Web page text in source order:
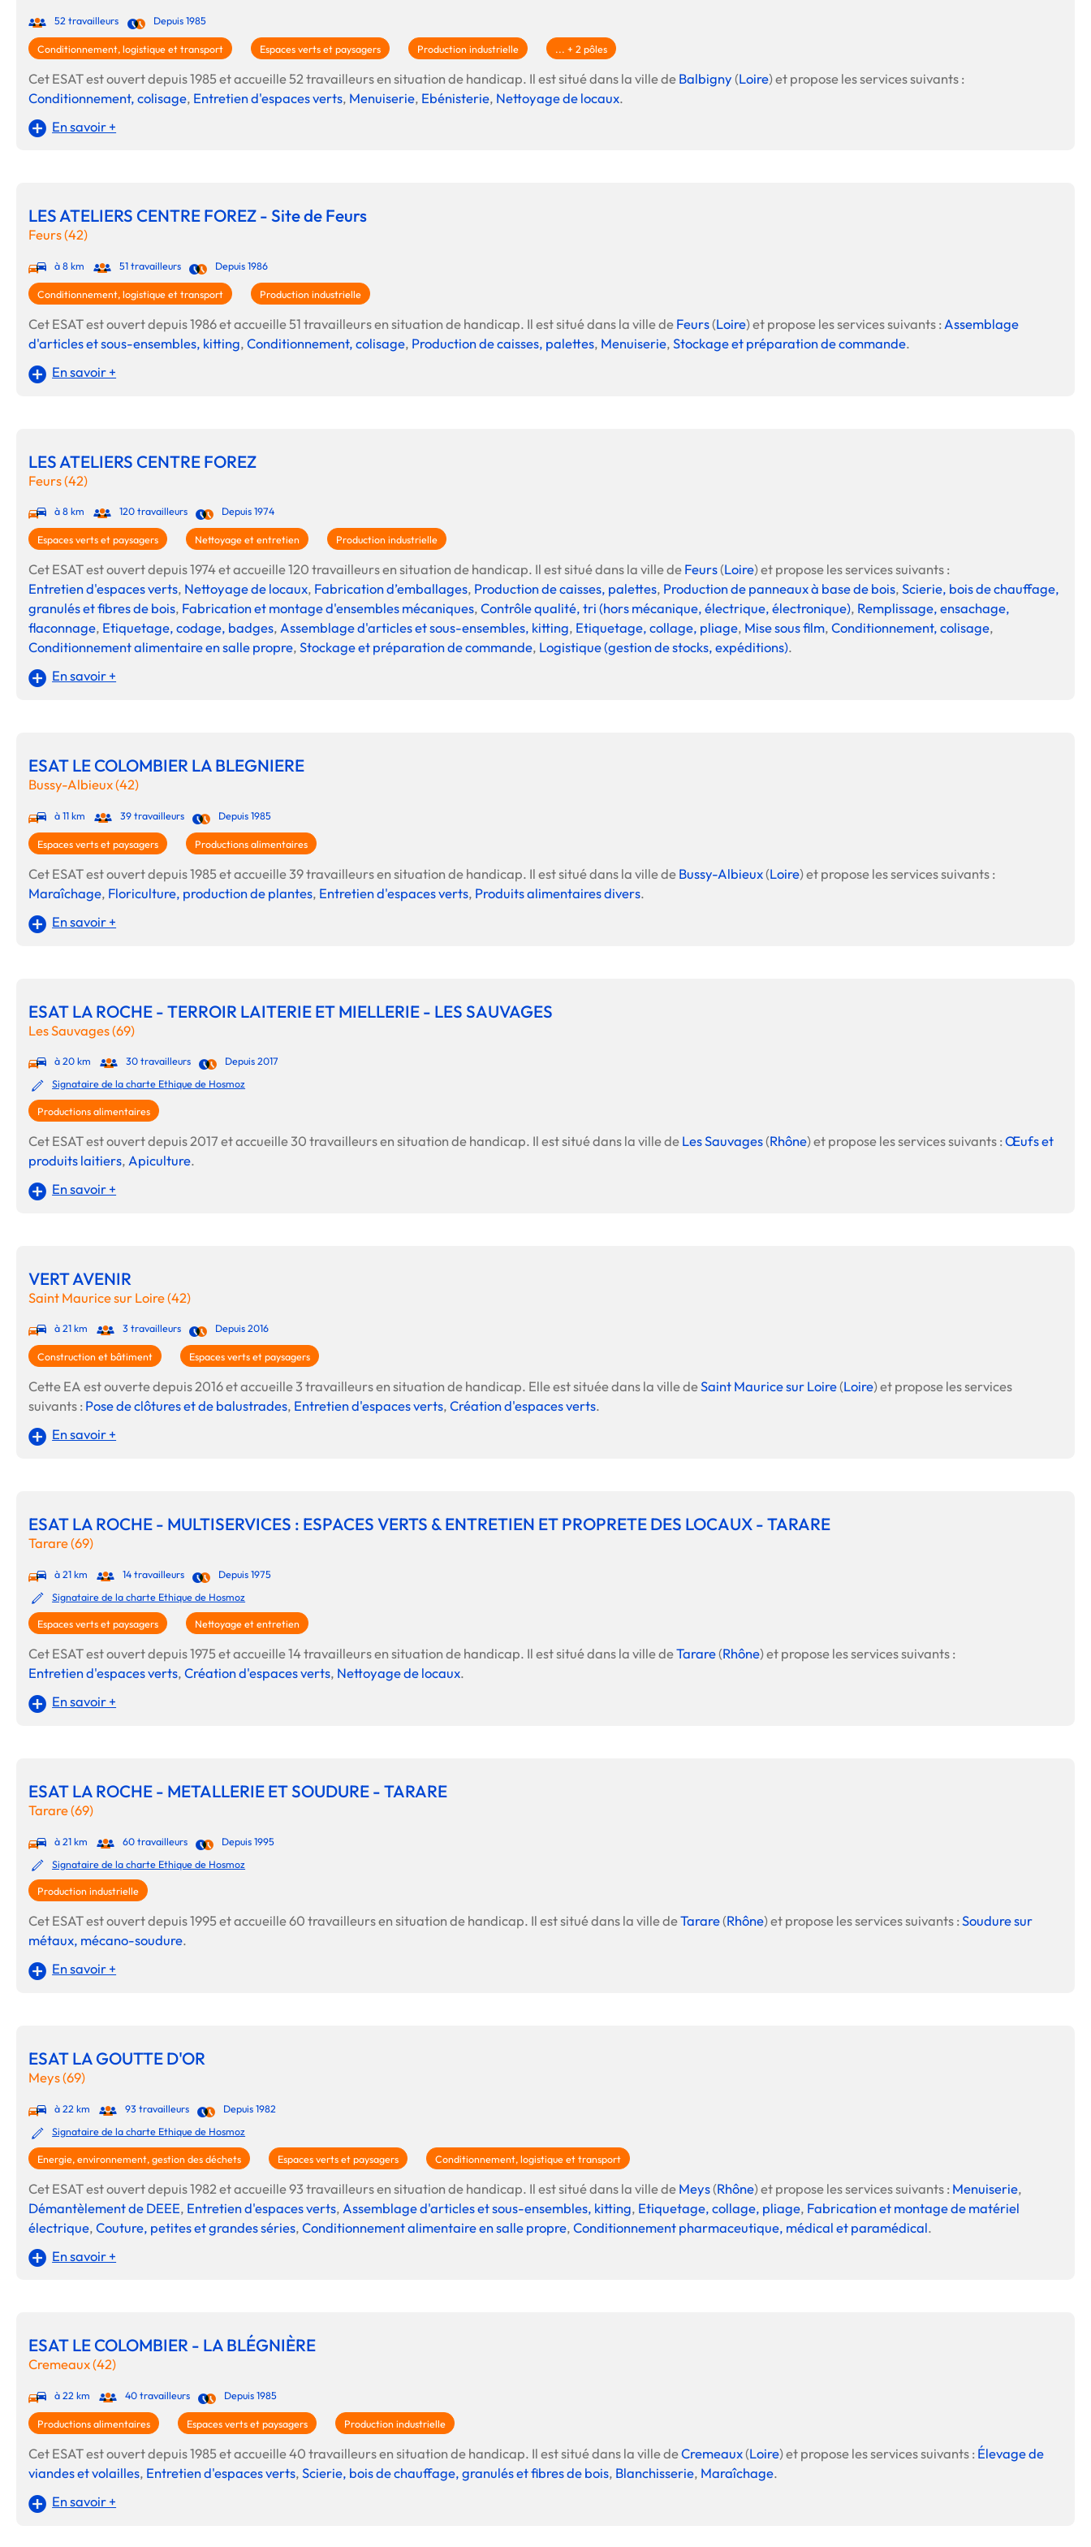
Cultiver son réseau
Le Club Partenaires
Je restructure ou je développe de nouvelles activités
Votre accompagnement sur-mesure pour vos projets de développement
52 travailleurs Depuis 1985
Conditionnement, logistique et transport Espaces verts et paysagers Production industrielle ... + 2 pôles
Cet ESAT est ouvert depuis 1985 et accueille 52 travailleurs en situation de handicap. Il est situé dans la ville deBalbigny(Loire) et propose les services suivants :
Conditionnement, colisage, Entretien d'espaces verts, Menuiserie, Ebénisterie, Nettoyage de locaux.
En savoir +
LES ATELIERS CENTRE FOREZ - Site de Feurs
Feurs (42)
à 8 km 51 travailleurs Depuis 1986
Conditionnement, logistique et transport Production industrielle
Cet ESAT est ouvert depuis 1986 et accueille 51 travailleurs en situation de handicap. Il est situé dans la ville deFeurs(Loire) et propose les services suivants : Assemblage
d'articles et sous-ensembles, kitting,Conditionnement, colisage, Production de caisses, palettes, Menuiserie,Stockage et préparation de commande.
En savoir +
LES ATELIERS CENTRE FOREZ
Feurs (42)
à 8 km 120 travailleurs Depuis 1974
Espaces verts et paysagers Nettoyage et entretien Production industrielle
Cet ESAT est ouvert depuis 1974 et accueille 120 travailleurs en situation de handicap. Il est situé dans la ville deFeurs(Loire) et propose les services suivants :
Entretien d'espaces verts, Nettoyage de locaux, Fabrication d’emballages, Production de caisses, palettes, Production de panneaux à base de bois,Scierie, bois de chauffage,
granulés et fibres de bois, Fabrication et montage d'ensembles mécaniques,Contrôle qualité, tri (hors mécanique, électrique, électronique), Remplissage, ensachage,
flaconnage, Etiquetage, codage, badges,Assemblage d'articles et sous-ensembles, kitting, Etiquetage, collage, pliage, Mise sous film,Conditionnement, colisage,
Conditionnement alimentaire en salle propre,Stockage et préparation de commande, Logistique (gestion de stocks, expéditions).
En savoir +
ESAT LE COLOMBIER LA BLEGNIERE
Bussy-Albieux (42)
à 11 km 39 travailleurs Depuis 1985
Espaces verts et paysagers Productions alimentaires
Cet ESAT est ouvert depuis 1985 et accueille 39 travailleurs en situation de handicap. Il est situé dans la ville deBussy-Albieux(Loire) et propose les services suivants :
Maraîchage, Floriculture, production de plantes, Entretien d'espaces verts, Produits alimentaires divers.
En savoir +
ESAT LA ROCHE - TERROIR LAITERIE ET MIELLERIE - LES SAUVAGES
Les Sauvages (69)
à 20 km 30 travailleurs
Depuis 2017
Signataire de la charte Ethique de Hosmoz
Productions alimentaires
Cet ESAT est ouvert depuis 2017 et accueille 30 travailleurs en situation de handicap. Il est situé dans la ville deLes Sauvages(Rhône) et propose les services suivants :Œufs et
produits laitiers, Apiculture.
En savoir +
VERT AVENIR
Saint Maurice sur Loire (42)
à 21 km 3 travailleurs Depuis 2016
Construction et bâtiment Espaces verts et paysagers
Cette EA est ouverte depuis 2016 et accueille 3 travailleurs en situation de handicap. Elle est située dans la ville deSaint Maurice sur Loire(Loire) et propose les services
suivants : Pose de clôtures et de balustrades, Entretien d'espaces verts,Création d'espaces verts.
En savoir +
ESAT LA ROCHE - MULTISERVICES : ESPACES VERTS & ENTRETIEN ET PROPRETE DES LOCAUX - TARARE
Tarare (69)
à 21 km 14 travailleurs
Depuis 1975
Signataire de la charte Ethique de Hosmoz
Espaces verts et paysagers Nettoyage et entretien
Cet ESAT est ouvert depuis 1975 et accueille 14 travailleurs en situation de handicap. Il est situé dans la ville deTarare(Rhône) et propose les services suivants :
Entretien d'espaces verts,Création d'espaces verts, Nettoyage de locaux.
En savoir +
ESAT LA ROCHE - METALLERIE ET SOUDURE - TARARE
Tarare (69)
à 21 km 60 travailleurs
Depuis 1995
Signataire de la charte Ethique de Hosmoz
Production industrielle
Cet ESAT est ouvert depuis 1995 et accueille 60 travailleurs en situation de handicap. Il est situé dans la ville deTarare(Rhône) et propose les services suivants :Soudure sur
métaux, mécano-soudure.
En savoir +
ESAT LA GOUTTE D'OR
Meys (69)
à 22 km 93 travailleurs
Depuis 1982
Signataire de la charte Ethique de Hosmoz
Energie, environnement, gestion des déchets Espaces verts et paysagers Conditionnement, logistique et transport
Cet ESAT est ouvert depuis 1982 et accueille 93 travailleurs en situation de handicap. Il est situé dans la ville deMeys(Rhône) et propose les services suivants : Menuiserie,
Démantèlement de DEEE, Entretien d'espaces verts, Assemblage d'articles et sous-ensembles, kitting, Etiquetage, collage, pliage, Fabrication et montage de matériel
électrique,Couture, petites et grandes séries,Conditionnement alimentaire en salle propre,Conditionnement pharmaceutique, médical et paramédical.
En savoir +
ESAT LE COLOMBIER - LA BLÉGNIÈRE
Cremeaux (42)
à 22 km 40 travailleurs Depuis 1985
Productions alimentaires Espaces verts et paysagers Production industrielle
Cet ESAT est ouvert depuis 1985 et accueille 40 travailleurs en situation de handicap. Il est situé dans la ville deCremeaux(Loire) et propose les services suivants : Élevage de
viandes et volailles, Entretien d'espaces verts,Scierie, bois de chauffage, granulés et fibres de bois, Blanchisserie, Maraîchage.
En savoir +